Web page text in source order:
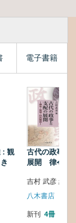
電子書籍
: 観
古代の政事と
展開 律令・
吉村 武彦 編集
八木書店
新刊 4冊